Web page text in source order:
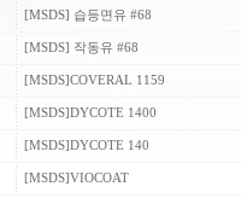
[MSDS] 습등면유 #68
[MSDS] 작동유 #68
[MSDS]COVERAL 1159
[MSDS]DYCOTE 1400
[MSDS]DYCOTE 140
[MSDS]VIOCOAT